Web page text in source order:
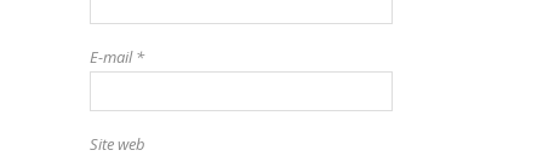
E-mail*
Site web